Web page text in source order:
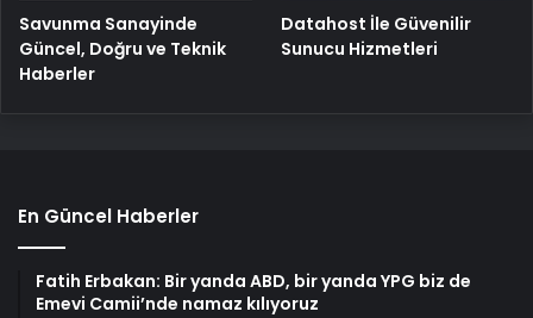
Savunma Sanayinde
Güncel, Doğru ve Teknik
Haberler
Datahost İle Güvenilir
Sunucu Hizmetleri
En Güncel Haberler
Fatih Erbakan: Bir yanda ABD, bir yanda YPG biz de
Emevi Camii’nde namaz kılıyoruz